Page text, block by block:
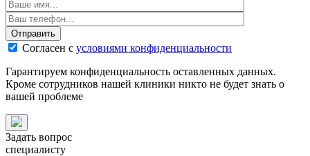
Отправить
Согласен с условиями конфиденциальности
Гарантируем конфиденциальность оставленных данных.
Кроме сотрудников нашей клиники никто не будет знать о
вашей проблеме
Задать вопрос
специалисту